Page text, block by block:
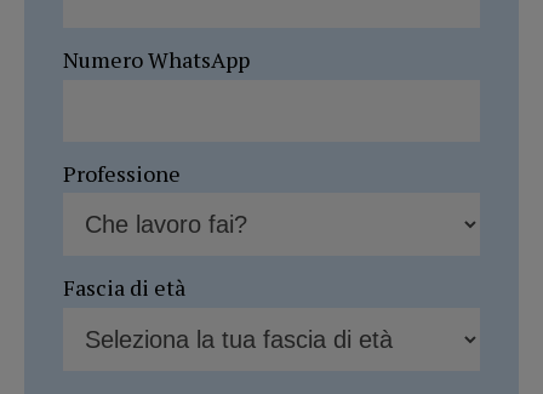
Numero WhatsApp
Professione
Fascia di età